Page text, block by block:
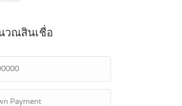
วณสินเชื่อ